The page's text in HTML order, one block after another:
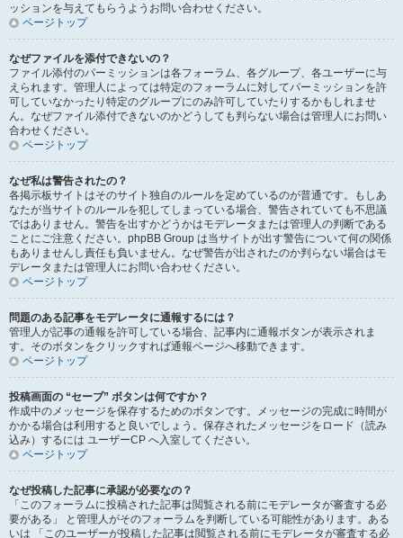
ッションを与えてもらうようお問い合わせください。
ページトップ
なぜファイルを添付できないの？
ファイル添付のパーミッションは各フォーラム、各グループ、各ユーザーに与
えられます。管理人によっては特定のフォーラムに対してパーミッションを許
可していなかったり特定のグループにのみ許可していたりするかもしれませ
ん。なぜファイル添付できないのかどうしても判らない場合は管理人にお問い
合わせください。
ページトップ
なぜ私は警告されたの？
各掲示板サイトはそのサイト独自のルールを定めているのが普通です。もしあ
なたが当サイトのルールを犯してしまっている場合、警告されていても不思議
ではありません。警告を出すかどうかはモデレータまたは管理人の判断である
ことにご注意ください。phpBB Group は当サイトが出す警告について何の関係
もありませんし責任も負いません。なぜ警告が出されたのか判らない場合はモ
デレータまたは管理人にお問い合わせください。
ページトップ
問題のある記事をモデレータに通報するには？
管理人が記事の通報を許可している場合、記事内に通報ボタンが表示されま
す。そのボタンをクリックすれば通報ページへ移動できます。
ページトップ
投稿画面の “セーブ” ボタンは何ですか？
作成中のメッセージを保存するためのボタンです。メッセージの完成に時間が
かかる場合は利用すると良いでしょう。保存されたメッセージをロード（読み
込み）するには ユーザーCP へ入室してください。
ページトップ
なぜ投稿した記事に承認が必要なの？
「このフォーラムに投稿された記事は閲覧される前にモデレータが審査する必
要がある」 と管理人がそのフォーラムを判断している可能性があります。ある
いは 「このユーザーが投稿した記事は閲覧される前にモデレータが審査する必